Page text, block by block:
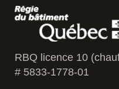
RBQ licence 10
# 5833-1778-01